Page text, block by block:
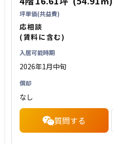
坪単価(共益費)
応相談
(賃料に含む)
入居可能時期
2026年1月中旬
償却
なし
質問する